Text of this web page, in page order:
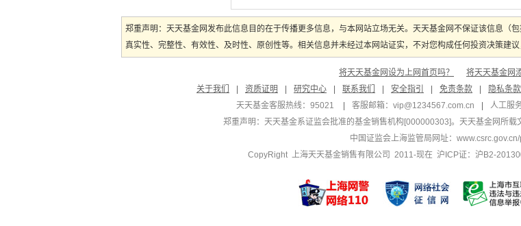
郑重声明：天天基金网发布此信息目的在于传播更多信息，与本网站立场无关。天天基金网不保证该信息（
真实性、完整性、有效性、及时性、原创性等。相关信息并未经过本网站证实，不对您构成任何投资决策建
将天天基金网设为上网首页吗？
将天天基金网
关于我们
资质证明 研究中心 联系我们 安全指引 免责条款 隐私条款
天天基金客服热线：95021
客服邮箱： vip@1234567.com.cn
人工服
郑重声明： 天天基金系证监会批准的基金销售机构[000000303]。天天基金网所载
中国证监会上海监管局网址：
CopyRight 上海天天基金销售有限公司 2011-现在 沪ICP证：沪B2-